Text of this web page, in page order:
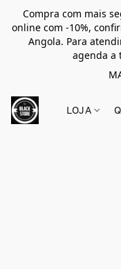
Compra com mais
online com -10%,
Angola. Para
agenda a
LOJA